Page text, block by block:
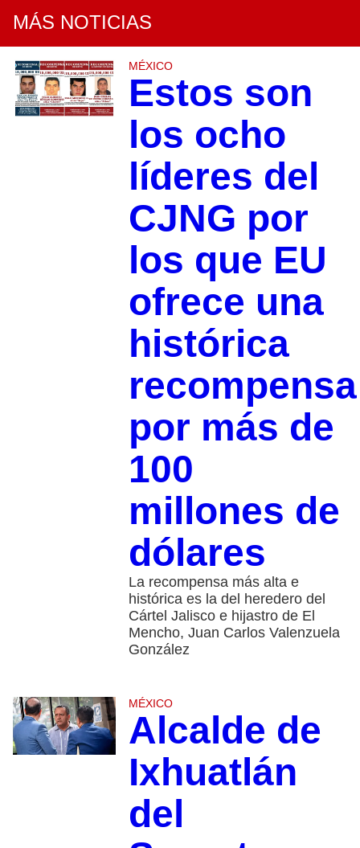
MÁS NOTICIAS
MÉXICO
Estos son
los ocho
líderes del
CJNG por
los que EU
ofrece una
histórica
recompensa
por más de
100
millones de
dólares
La recompensa más alta e
histórica es la del heredero del
Cártel Jalisco e hijastro de El
Mencho, Juan Carlos Valenzuela
González
MÉXICO
Alcalde de
Ixhuatlán
del